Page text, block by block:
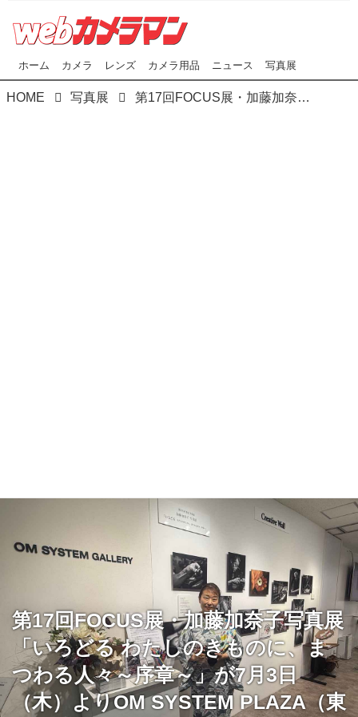
ホーム カメラ レンズ カメラ用品 ニュース 写真展
HOME 写真展 第17回FOCUS展・加藤加奈子写真展「いろどる わたしのきものに、まつわる人々～序章～」が7月3日（木）よりOM SYSTEM PLAZA（東京・新宿）で開催中！ 7月14日（月）まで！
第17回FOCUS展・加藤加奈子写真展
「いろどる わたしのきものに、ま
つわる人々～序章～」が7月3日
（木）よりOM SYSTEM PLAZA（東